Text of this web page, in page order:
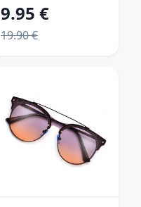
9.95 €
19.90 €